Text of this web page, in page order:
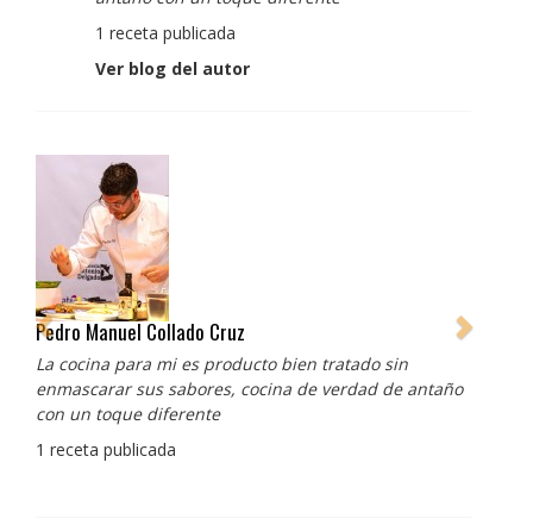
1 receta publicada
Ver blog del autor
Pedro Manuel Collado Cruz
La cocina para mi es producto bien tratado sin
enmascarar sus sabores, cocina de verdad de antaño
con un toque diferente
1 receta publicada